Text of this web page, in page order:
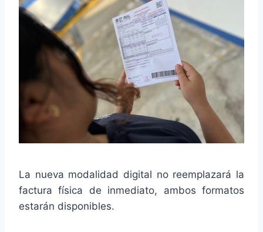
La nueva modalidad digital no reemplazará la
factura física de inmediato, ambos formatos
estarán disponibles.